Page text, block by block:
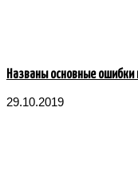
Названы основные
29.10.2019